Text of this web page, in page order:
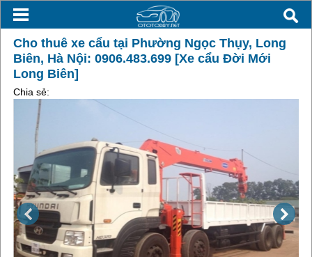
Cho thuê xe cẩu tại Phường Ngọc Thụy, Long
Biên, Hà Nội: 0906.483.699 [Xe cẩu Đời Mới
Long Biên]
Chia sẻ: